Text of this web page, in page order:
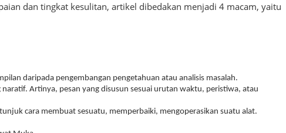
dan tingkat kesulitan, artikel dibedakan menjadi 4 macam, yaitu
daripada pengembangan pengetahuan atau analisis masalah.
naratif. Artinya, pesan yang disusun sesuai urutan waktu, peristiwa, atau
cara membuat sesuatu, memperbaiki, mengoperasikan suatu alat.